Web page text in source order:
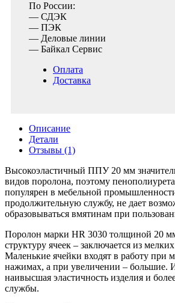
По России:
— СДЭК
— ПЭК
— Деловые линии
— Байкал Сервис
Оплата
Доставка
Описание
Детали
Отзывы (1)
Высокоэластичный ППУ 20 мм
видов поролона, поэтому
популярен в мебельной
продолжительную службу, не дает
образовываться вмятинам при
Поролон марки HR 3030 толщиной 20
структуру ячеек – заключается из
Маленькие ячейки входят в работу при
нажимах, а при увеличении – большие. И
наивысшая эластичность изделия и
службы.